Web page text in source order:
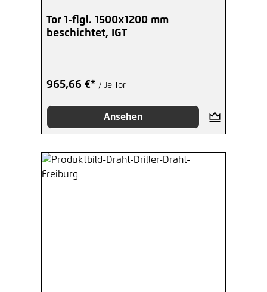
Tor 1-flgl. 1500x1200 mm
beschichtet, IGT
965,66 €* / Je Tor
Ansehen